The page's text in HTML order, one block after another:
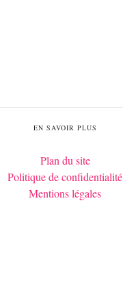
EN SAVOIR PLUS
Plan du site
Politique de confidentialité
Mentions légales